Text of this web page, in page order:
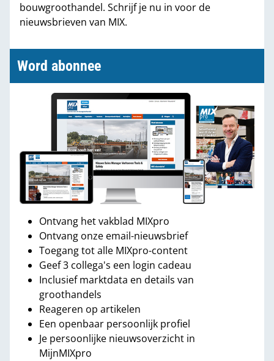
Partners
bouwgroothandel. Schrijf je nu in voor de
nieuwsbrieven van MIX.
Word abonnee
Ontvang het vakblad MIXpro
Ontvang onze email-nieuwsbrief
Toegang tot alle MIXpro-content
Geef 3 collega's een login cadeau
Inclusief marktdata en details van
groothandels
Reageren op artikelen
Een openbaar persoonlijk profiel
Je persoonlijke nieuwsoverzicht in
MijnMIXpro